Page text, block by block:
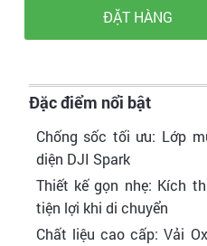
Đặc điểm nổi bật
Chống sốc tối ưu: Lớp
diện DJI Spark
Thiết kế gọn nhẹ: Kích
tiện lợi khi di chuyển
Chất liệu cao cấp: Vải